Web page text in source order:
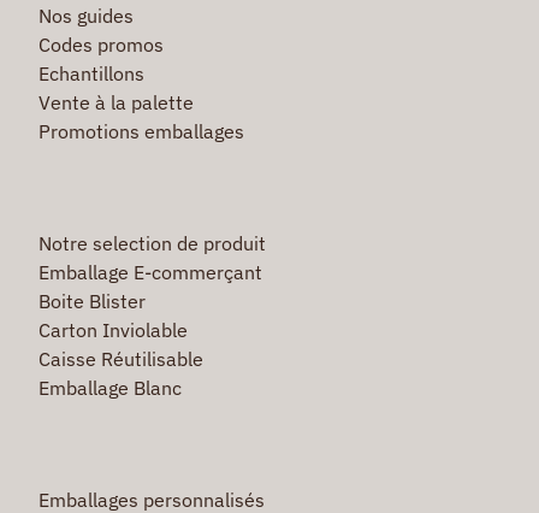
Nos guides
Codes promos
Echantillons
Vente à la palette
Promotions emballages
Notre selection de produit
Emballage E-commerçant
Boite Blister
Carton Inviolable
Caisse Réutilisable
Emballage Blanc
Emballages personnalisés